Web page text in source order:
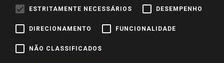
Identidade Visual
Pagamento e Segurança
ESTRITAMENTE NECESSÁRIOS DESEMPENHO
DIRECIONAMENTO FUNCIONALIDADE
NÃO CLASSIFICADOS